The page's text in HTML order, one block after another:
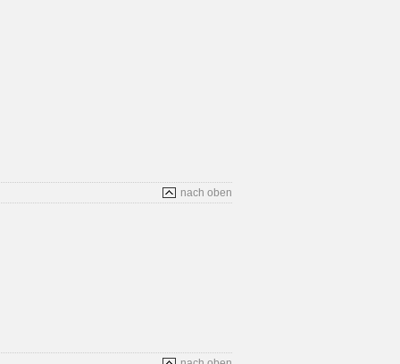
nach oben